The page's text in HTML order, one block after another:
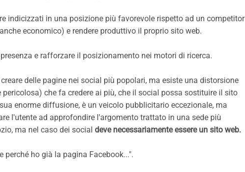
indicizzati in una posizione più favorevole rispetto ad un competitor
economico) e rendere produttivo il proprio sito web.
e rafforzare il posizionamento nei motori di ricerca.
delle pagine nei social più popolari, ma esiste una distorsione
che fa credere ai più, che il social possa sostituire il sito
enorme diffusione, è un veicolo pubblicitario eccezionale, ma
l'utente ad approfondire l'argomento trattato in una sede più
ma nel caso dei social deve necessariamente essere un sito web.
ho già la pagina Facebook...".